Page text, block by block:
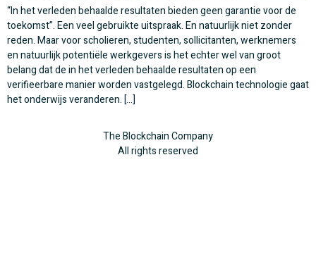
“In het verleden behaalde resultaten bieden geen garantie voor de
toekomst”. Een veel gebruikte uitspraak. En natuurlijk niet zonder
reden. Maar voor scholieren, studenten, sollicitanten, werknemers
en natuurlijk potentiële werkgevers is het echter wel van groot
belang dat de in het verleden behaalde resultaten op een
verifieerbare manier worden vastgelegd. Blockchain technologie gaat
het onderwijs veranderen. […]
The Blockchain Company
All rights reserved